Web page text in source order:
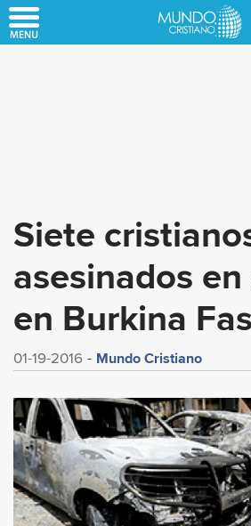
to
Siete
asesinados
en Burkina
01-19-2016 Mundo Cristiano